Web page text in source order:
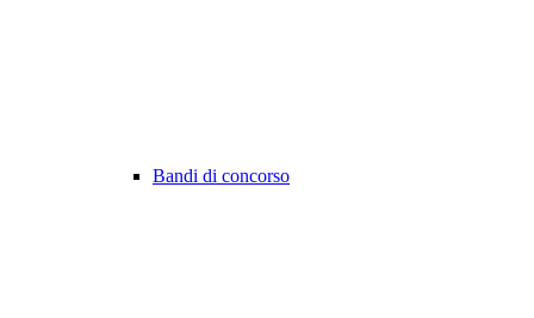
Bandi di concorso